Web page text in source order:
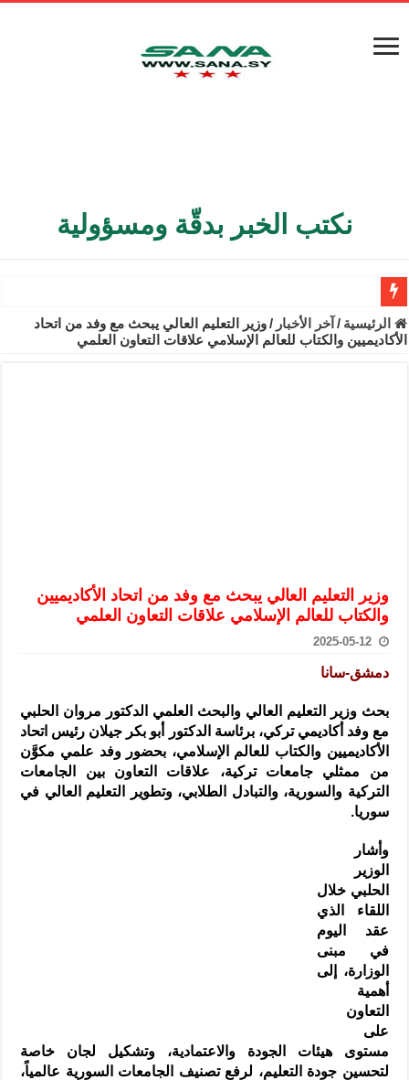
نكتب الخبر بدقّة ومسؤولية
الأمن الداخلي يعثر على مقبرة جماعية في ريف اللاذقية تضم 9 جثامين
الوزير الشيباني يبحث في باريس تعزيز الاستقرار في سوريا
سوريا تبحث مع الإيسيسكو التعاون في البحث العلمي وحماية التراث
الرئيسية / آخر الأخبار /وزير التعليم العالي يبحث مع وفد من اتحاد
الأكاديميين والكتاب للعالم ‏الإسلامي علاقات التعاون العلمي
وزير التعليم العالي يبحث مع وفد من اتحاد الأكاديميين
والكتاب للعالم ‏الإسلامي علاقات التعاون العلمي
2025-05-12
دمشق-سانا
بحث وزير التعليم العالي والبحث العلمي الدكتور مروان الحلبي
مع وفد أكاديمي تركي،برئاسة الدكتور أبو بكر جيلان رئيس اتحاد
الأكاديميين والكتاب للعالم الإسلامي، بحضور وفد علمي مكوَّن
من ممثلي جامعات تركية، ‏علاقات التعاون بين الجامعات
التركية والسورية، والتبادل الطلابي، وتطوير ‏التعليم العالي في
سوريا.‏
وأشار
الوزير
الحلبي خلال
اللقاء الذي
عقد اليوم
في مبنى
الوزارة، إلى
‏أهمية
التعاون
على
مستوى هيئات الجودة والاعتمادية، وتشكيل لجان خاصة
‏لتحسين جودة التعليم، لرفع تصنيف الجامعات السورية عالمياً،